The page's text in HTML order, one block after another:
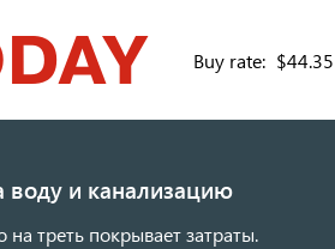
Buy rate: $44.35
воду и канализацию
на треть покрывает затраты.